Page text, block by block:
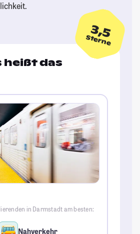
3,5
Sterne
heißt das
in Darmstadt am besten:
Nahverkehr